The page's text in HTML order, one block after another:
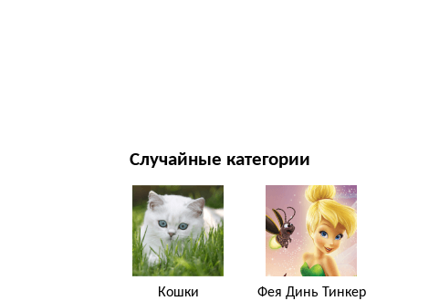
Случайные категории
Кошки
Фея Динь Тинкер